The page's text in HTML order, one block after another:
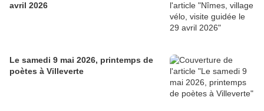
avril 2026
Le samedi 9 mai 2026, printemps de
poètes à Villeverte